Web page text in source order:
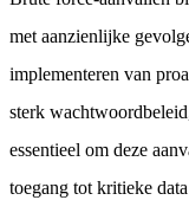
met aanzienlijke
implementeren van
sterk
essentieel om deze
toegang tot kritieke